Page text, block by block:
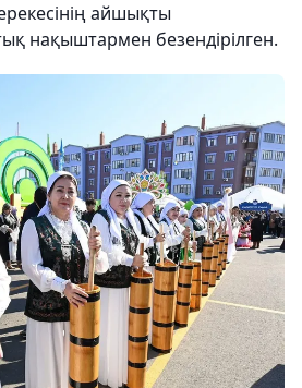
айшықты
нақыштармен безендірілген.